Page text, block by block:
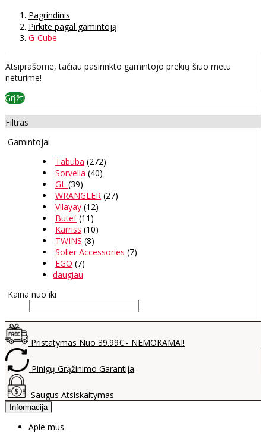
Pagrindinis
Pirkite pagal gamintoją
G-Cube
Atsiprašome, tačiau pasirinkto gamintojo prekių šiuo metu
neturime!
Grįžti
Filtras
Gamintojai
Tabuba (272)
Sorvella (40)
GL (39)
WRANGLER (27)
Vilayay (12)
Butef (11)
Karriss (10)
TWINS (8)
Solier Accessories (7)
EGO (7)
daugiau
Kaina nuo iki
Pristatymas Nuo 39.99€ - NEMOKAMAI!
Pinigų Grąžinimo Garantija
Saugus Atsiskaitymas
Informacija
Apie mus